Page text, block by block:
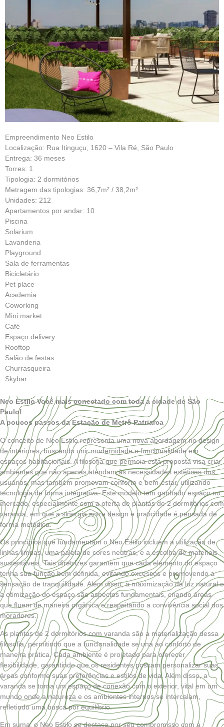
Empreendimento Neo Estilo
Localização: Rua Itinguçu, 1620 – Vila Ré, São Paulo
Entrega: 36 meses
Torres: 1
Tipologia: 2 dormitórios
Metragem das tipologias: 36,7m² / 38,2m²
Unidades: 212
Apartamentos por andar: 10
Piscina
Solarium
Lavanderia
Playground
Sala de ferramentas
Bicicletário
Pet place
Academia
Coworking
Mini market
Café
Espaço delivery
Rooftop
Salão de festas
Churrasqueira
Skybar
Neo Estilo Você mais conectado com toda a cidade de São
Paulo!
A poucos passos daEstação de Metrô Patriarca
O conceito de Neo Estilorepresenta uma nova abordagem no design
de interiores, buscando unir modernidade e funcionalidade em
espaços habitacionais. A filosofia que permeia esta proposta visa criar
ambientes que não apenas atendam às necessidades estéticas dos
usuários, mas também promovam conforto e bem-estar, utilizando
tecnologia de forma integrativa. Este modelo tem ganhado espaço no
mercado, especialmente com a oferta de plantas de 2 dormitórios com
varanda, em que a sinergia entre design e praticidade é pensada de
forma metódica.
Os princípios que fundamentam o Neo Estilo incluem a utilização de
linhas limpas, uma paleta de cores neutras, e a escolha de materiais
sustentáveis. Tais diretrizes garantem que cada elemento do espaço
tenha sua função bem definida, evitando excessos e promovendo a
sensação de tranquilidade. Além disso, a maximização da luz natural e
a otimização do espaço são aspectos fundamentais, criando áreas
que fluem de maneira orgânica e respeitando a convivência social dos
moradores.
As plantas de 2 dormitórios com varanda são a materialização dessa
filosofia, permitindo que a funcionalidade se una ao conforto de
maneira prática. Cada ambiente é projetado para oferecer
flexibilidade, garantindo que os residentes possam personalizar suas
áreas conforme suas preferências e estilos de vida. Além disso, a
varanda se torna um espaço de conexão com o exterior, vital em um
mundo onde a natureza e os ambientes internos se intercalam,
refletindo uma busca por equilíbrio.
Em suma, o Neo Estilo se destaca por seu compromisso com a